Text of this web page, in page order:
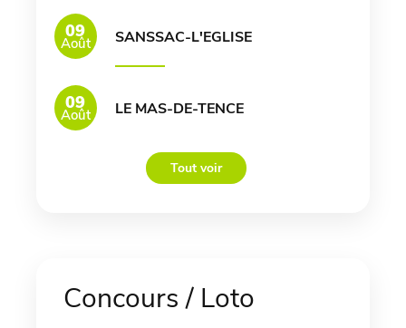
09
Août SANSSAC-L'EGLISE
09
Août LE MAS-DE-TENCE
Tout voir
Concours / Loto